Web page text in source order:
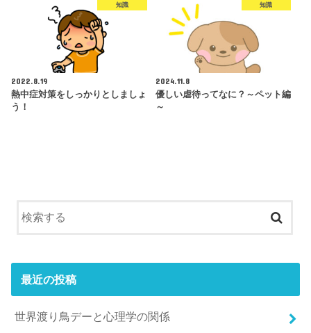
知識
2022.8.19
熱中症対策をしっかりとしましょ
う！
知識
2024.11.8
優しい虐待ってなに？～ペット編
～
最近の投稿
世界渡り鳥デーと心理学の関係